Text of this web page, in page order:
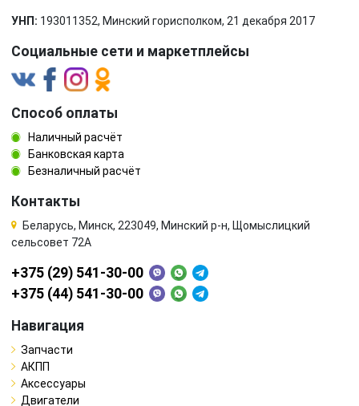
УНП: 193011352, Минский горисполком, 21 декабря 2017
Социальные сети и маркетплейсы
Способ оплаты
Наличный расчёт
Банковская карта
Безналичный расчёт
Контакты
Беларусь, Минск, 223049, Минский р-н, Щомыслицкий
сельсовет 72А
+375 (29) 541-30-00
+375 (44) 541-30-00
Навигация
Запчасти
АКПП
Аксессуары
Двигатели